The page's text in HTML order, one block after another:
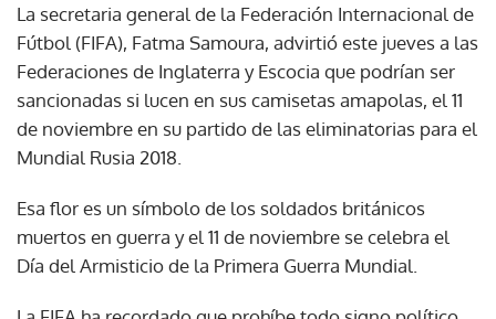
La secretaria general de la Federación Internacional de
Fútbol (FIFA), Fatma Samoura, advirtió este jueves a las
Federaciones de Inglaterra y Escocia que podrían ser
sancionadas si lucen en sus camisetas amapolas, el 11
de noviembre en su partido de las eliminatorias para el
Mundial Rusia 2018.
Esa flor es un símbolo de los soldados británicos
muertos en guerra y el 11 de noviembre se celebra el
Día del Armisticio de la Primera Guerra Mundial.